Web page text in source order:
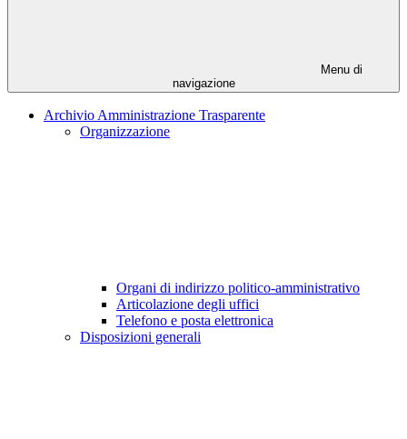
Menu di
navigazione
Archivio Amministrazione Trasparente
Organizzazione
Organi di indirizzo politico-amministrativo
Articolazione degli uffici
Telefono e posta elettronica
Disposizioni generali